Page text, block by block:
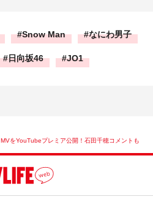
Snow Man なにわ男子
日向坂46 JO1
をYouTubeプレミア公開！石田千穂コメントも